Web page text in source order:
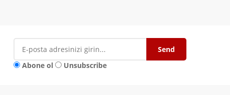
Abone ol
Unsubscribe